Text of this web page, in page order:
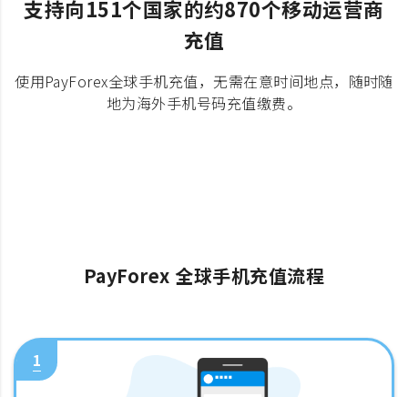
支持向151个国家的约870个移动运营商
充值
使用PayForex全球手机充值，无需在意时间地点，随时随
地为海外手机号码充值缴费。
PayForex 全球手机充值流程
1